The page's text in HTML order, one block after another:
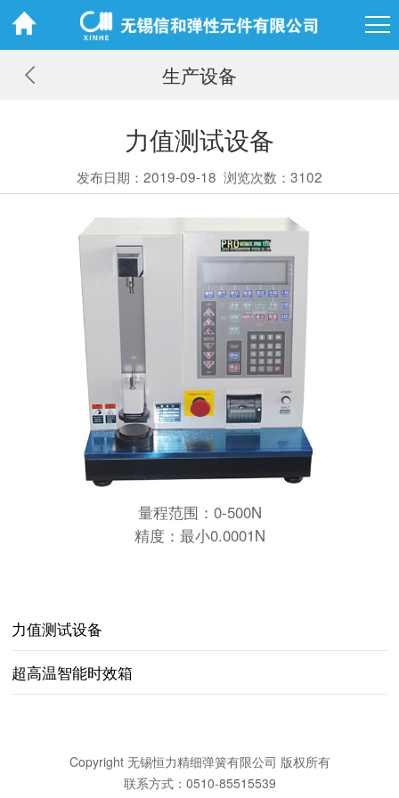
生产设备
力值测试设备
发布日期：2019-09-18 浏览次数：3102
量程范围：0-500N
精度：最小0.0001N
力值测试设备
超高温智能时效箱
Copyright 无锡恒力精细弹簧有限公司 版权所有
联系方式：0510-85515539